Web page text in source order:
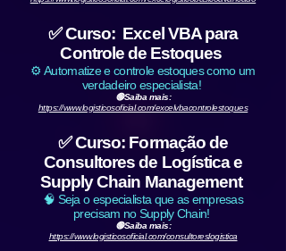
✅ Curso: Excel VBA para
Controle de Estoques
⚙️ Automatize e controle estoques como um
verdadeiro especialista!
🟢Saiba mais:
https://www.logisticosoficial.com/excelvbacontrolestoques
✅ Curso: Formação de
Consultores de Logística e
Supply Chain Management
🧠 Seja o especialista que as empresas
precisam no Supply Chain!
🟢Saiba mais:
https://www.logisticosoficial.com/consultoreslogistica